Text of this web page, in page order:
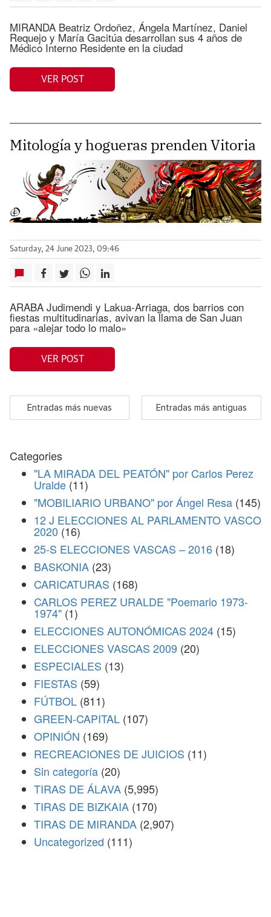
MIRANDA Beatriz Ordoñez, Ángela Martínez, Daniel
Requejo y María Gacitúa desarrollan sus 4 años de
Médico Interno Residente en la ciudad
VER POST
Mitología y hogueras prenden Vitoria
Saturday, 24 June 2023, 09:46
ARABA Judimendi y Lakua-Arriaga, dos barrios con
fiestas multitudinarias, avivan la llama de San Juan
para «alejar todo lo malo»
VER POST
Entradas más nuevas Entradas más antiguas
Categories
"LA MIRADA DEL PEATÓN" por Carlos Perez
Uralde (11)
"MOBILIARIO URBANO" por Ángel Resa (145)
12 J ELECCIONES AL PARLAMENTO VASCO
2020 (16)
25-S ELECCIONES VASCAS – 2016 (18)
BASKONIA (23)
CARICATURAS (168)
CARLOS PEREZ URALDE "Poemario 1973-
1974" (1)
ELECCIONES AUTONÓMICAS 2024 (15)
ELECCIONES VASCAS 2009 (20)
ESPECIALES (13)
FIESTAS (59)
FÚTBOL (811)
GREEN-CAPITAL (107)
OPINIÓN (169)
RECREACIONES DE JUICIOS (11)
Sin categoría (20)
TIRAS DE ÁLAVA (5,995)
TIRAS DE BIZKAIA (170)
TIRAS DE MIRANDA (2,907)
Uncategorized (111)